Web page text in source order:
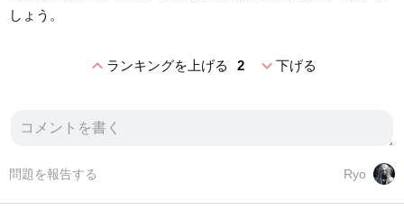
しょう。
expand_lessランキングを上げる 2 expand_more下げる
Ryo
問題を報告する